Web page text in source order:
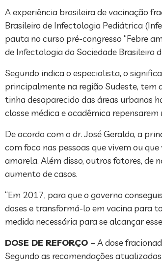
A experiência brasileira de vacinação
Brasileiro de Infectologia Pediátrica
pauta no curso pré-congresso “Febre
de Infectologia da Sociedade Brasileira
Segundo indica o especialista, o
principalmente na região Sudeste, tem
tinha desaparecido das áreas urbanas
classe médica e acadêmica
De acordo com o dr. José Geraldo, a
com foco nas pessoas que vivem ou
amarela. Além disso, outros fatores,
aumento de casos.
“Em 2017, para que o governo
doses e transformá-lo em vacina para
medida necessária para se alcançar
DOSE DE REFORÇO – A dose
Segundo as recomendações